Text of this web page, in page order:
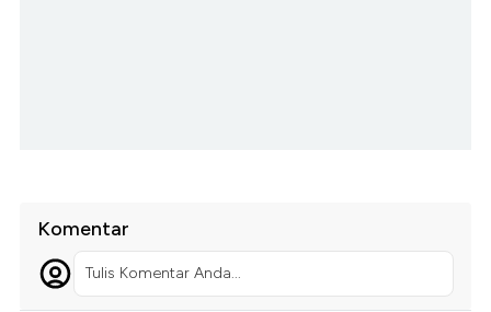
Komentar
Tulis Komentar Anda...